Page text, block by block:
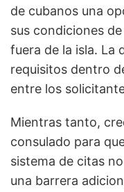
de cubanos una
sus condiciones
fuera de la isla. La
requisitos dentro
entre los
Mientras tanto,
consulado para
sistema de citas
una barrera